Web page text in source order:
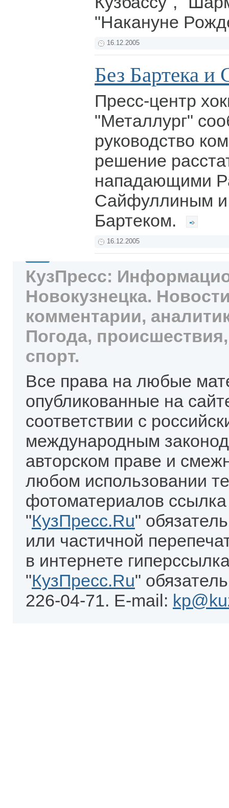
"Накануне
16.12.2005
Без Бартека и
Пресс-центр
"Металлург"
руководство
решение
нападающими
Сайфуллиным
Бартеком.
16.12.2005
КузПресс:
Новокузнецка.
комментарии,
Погода,
спорт.
Все права на любые
опубликованные на
соответствии с
международным
авторском праве и
любом использовании
фотоматериалов
"КузПресс.Ru"
или частичной
в интернете
"КузПресс.Ru"
226-04-71. E-mail: